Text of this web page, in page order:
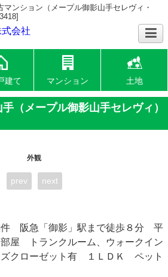
ンション（メープル御影山手セレヴィ・
建て マンション 土地
（メープル御影山手セレヴィ）
外観
prev next
件 阪急「御影」駅まで徒歩８分 平
屋 トランクルーム、ウォークイン
ズクローゼット有 １ＬＤＫ ペット